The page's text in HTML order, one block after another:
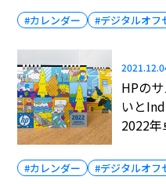
#カレンダー #デジタルオフ
HPの
いと
2022年
#カレンダー #デジタルオフ